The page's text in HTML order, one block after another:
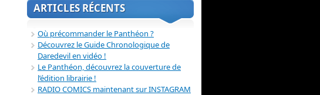
ARTICLES RÉCENTS
Où précommander le Panthéon ?
Découvrez le Guide Chronologique de
Daredevil en vidéo !
Le Panthéon, découvrez la couverture de
l’édition librairie !
RADIO COMICS maintenant sur INSTAGRAM